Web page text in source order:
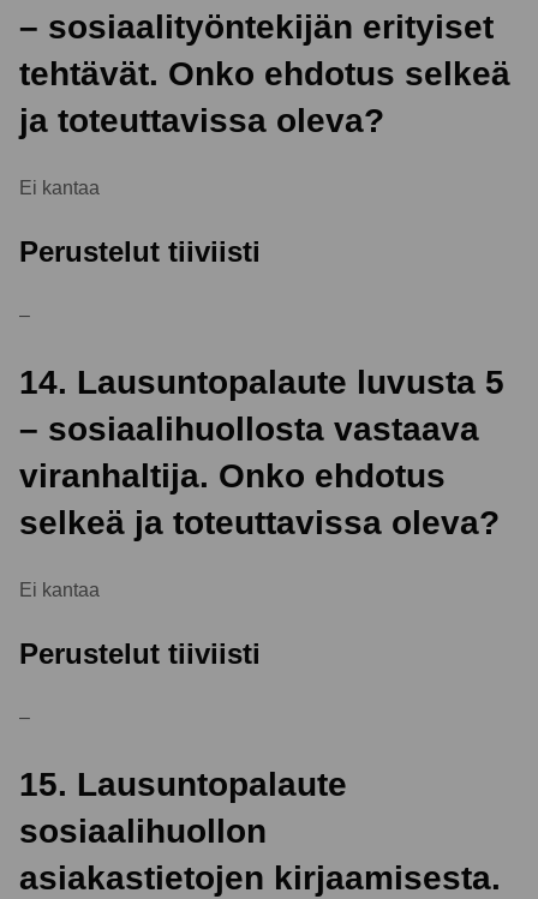
– sosiaalityöntekijän erityiset
tehtävät. Onko ehdotus selkeä
ja toteuttavissa oleva?
Ei kantaa
Perustelut tiiviisti
–
14. Lausuntopalaute luvusta 5
– sosiaalihuollosta vastaava
viranhaltija. Onko ehdotus
selkeä ja toteuttavissa oleva?
Ei kantaa
Perustelut tiiviisti
–
15. Lausuntopalaute
sosiaalihuollon
asiakastietojen kirjaamisesta.